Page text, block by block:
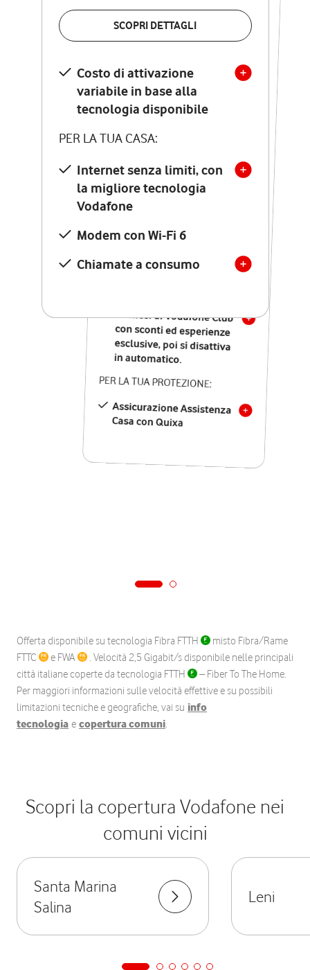
SCOPRI DETTAGLI
Costo di attivazione
variabile in base alla
tecnologia disponibile
PER LA TUA CASA:
Internet senza limiti, con
la migliore tecnologia
Vodafone
Modem con Wi-Fi 6
Chiamate a consumo
VERIFICA LA COPERTURA
Costo di attivazione
variabile in base alla
tecnologia disponibile
PER LA TUA CASA:
Internet senza limiti, con
la migliore tecnologia
Vodafone
Modem Seven con Wi-Fi 7
Chiamate illimitate verso
numeri fissi e mobili
nazionali
12 mesi di Vodafone Club
con sconti ed esperienze
esclusive, poi si disattiva
in automatico.
PER LA TUA PROTEZIONE:
Assicurazione Assistenza
Casa con Quixa
Offerta disponibile su tecnologia Fibra FTTH
misto Fibra/Rame
FTTC
e FWA
. Velocità 2,5 Gigabit/s disponibile nelle principali
città italiane coperte da tecnologia FTTH
– Fiber To The Home.
Per maggiori informazioni sulle velocità effettive e su possibili
limitazioni tecniche e geografiche, vai su info
tecnologia e copertura comuni.
Scopri la copertura Vodafone nei
comuni vicini
Santa Marina
Salina
Leni